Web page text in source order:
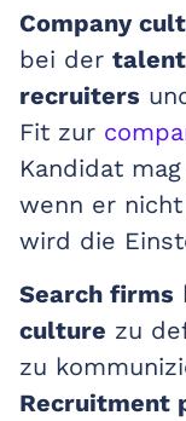
Company
bei der
recruiters
Fit zur
Kandidat
wenn er
wird die
Search firms
culture zu
zu
Recruitment